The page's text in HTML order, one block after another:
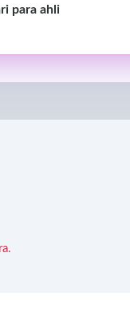
para ahli